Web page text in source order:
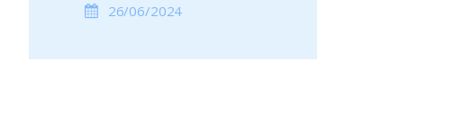
26/06/2024